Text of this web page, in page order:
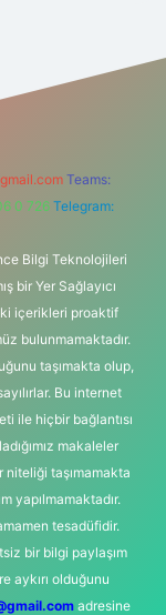
Teams:
0 726 Telegram:
Bilgi Teknolojileri
bir Yer Sağlayıcı
içerikleri proaktif
bulunmamaktadır.
taşımakta olup,
Bu internet
ile hiçbir bağlantısı
makaleler
niteliği taşımamakta
yapılmamaktadır.
tesadüfidir.
bir bilgi paylaşım
aykırı olduğunu
adresine